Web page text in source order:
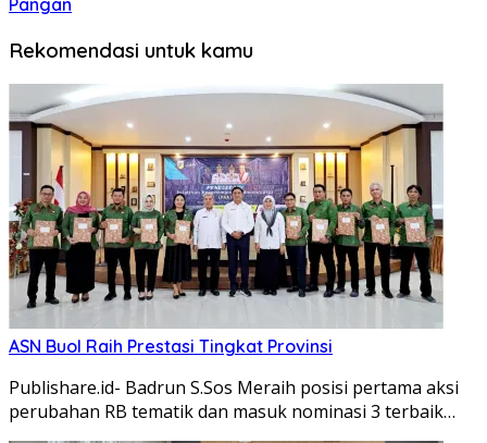
Pangan
Rekomendasi untuk kamu
ASN Buol Raih Prestasi Tingkat Provinsi
Publishare.id- Badrun S.Sos Meraih posisi pertama aksi
perubahan RB tematik dan masuk nominasi 3 terbaik…